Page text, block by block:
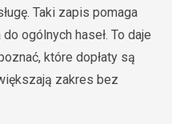
Taki zapis pomaga
ogólnych haseł. To daje
które dopłaty są
zakres bez